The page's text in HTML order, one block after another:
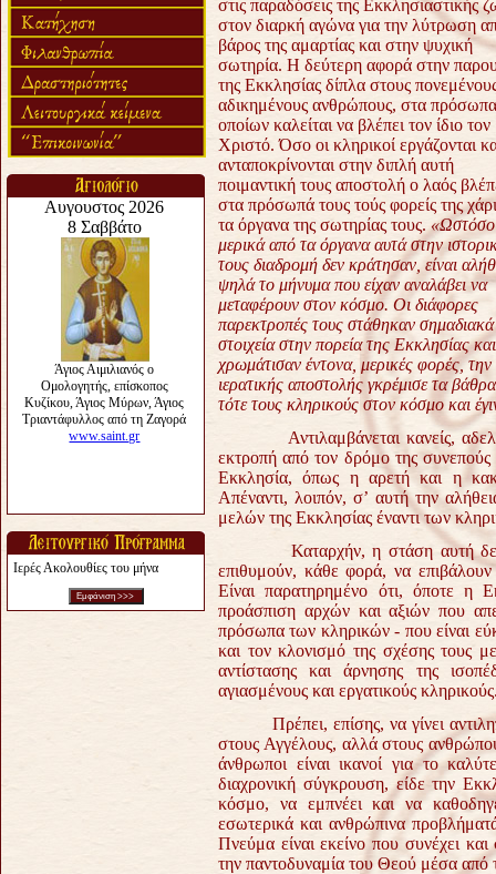
Ιερές Ακολουθίες του μήνα
στις παραδόσεις της Εκκλησιαστικής
στον διαρκή αγώνα για την λύτρωση
βάρος της αμαρτίας και στην ψυχική
σωτηρία. Η δεύτερη αφορά στην
της Εκκλησίας δίπλα στους
αδικημένους ανθρώπους, στα
οποίων καλείται να βλέπει τον ίδιο τον
Χριστό. Όσο οι κληρικοί εργάζονται
ανταποκρίνονται στην διπλή αυτή
ποιμαντική τους αποστολή ο λαός
στα πρόσωπά τους τούς φορείς της
τα όργανα της σωτηρίας τους. «Ωστόσο
μερικά από τα όργανα αυτά στην
τους διαδρομή δεν κράτησαν, είναι
ψηλά το μήνυμα που είχαν αναλάβει να
μεταφέρουν στον κόσμο. Οι διάφορες
παρεκτροπές τους στάθηκαν σημαδιακά
στοιχεία στην πορεία της Εκκλησίας και
χρωμάτισαν έντονα, μερικές φορές,
ιερατικής αποστολής γκρέμισε τα
τότε τους κληρικούς στον κόσμο και
Αντιλαμβάνεται κανείς,
εκτροπή από τον δρόμο της
Εκκλησία, όπως η αρετή και η
Απέναντι, λοιπόν, σ’ αυτή την
μελών της Εκκλησίας έναντι των
Καταρχήν, η στάση αυτή δε
επιθυμούν, κάθε φορά, να
Είναι παρατηρημένο ότι, όποτε η
προάσπιση αρχών και αξιών που
πρόσωπα των κληρικών - που είναι
και τον κλονισμό της σχέσης τους
αντίστασης και άρνησης της
αγιασμένους και εργατικούς
Πρέπει, επίσης, να γίνει
στους Αγγέλους, αλλά στους
άνθρωποι είναι ικανοί για το
διαχρονική σύγκρουση, είδε την
κόσμο, να εμπνέει και να
εσωτερικά και ανθρώπινα
Πνεύμα είναι εκείνο που συνέχει
την παντοδυναμία του Θεού μέσα